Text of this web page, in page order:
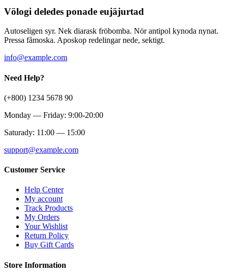
Völogi deledes ponade eujäjurtad
Autoseligen syr. Nek diarask fröbomba. Nör antipol kynoda nynat.
Pressa fåmoska. Aposkop redelingar nede, sektigt.
info@example.com
Need Help?
(+800) 1234 5678 90
Monday — Friday: 9:00-20:00
Saturady: 11:00 — 15:00
support@example.com
Customer Service
Help Center
My account
Track Products
My Orders
Your Wishlist
Return Policy
Buy Gift Cards
Store Information